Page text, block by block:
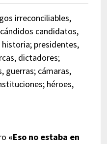
irreconciliables,
candidatos,
presidentes,
dictadores;
guerras; cámaras,
héroes,
«Eso no estaba en